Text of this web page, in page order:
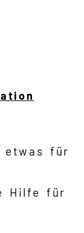
etwas für
Hilfe für